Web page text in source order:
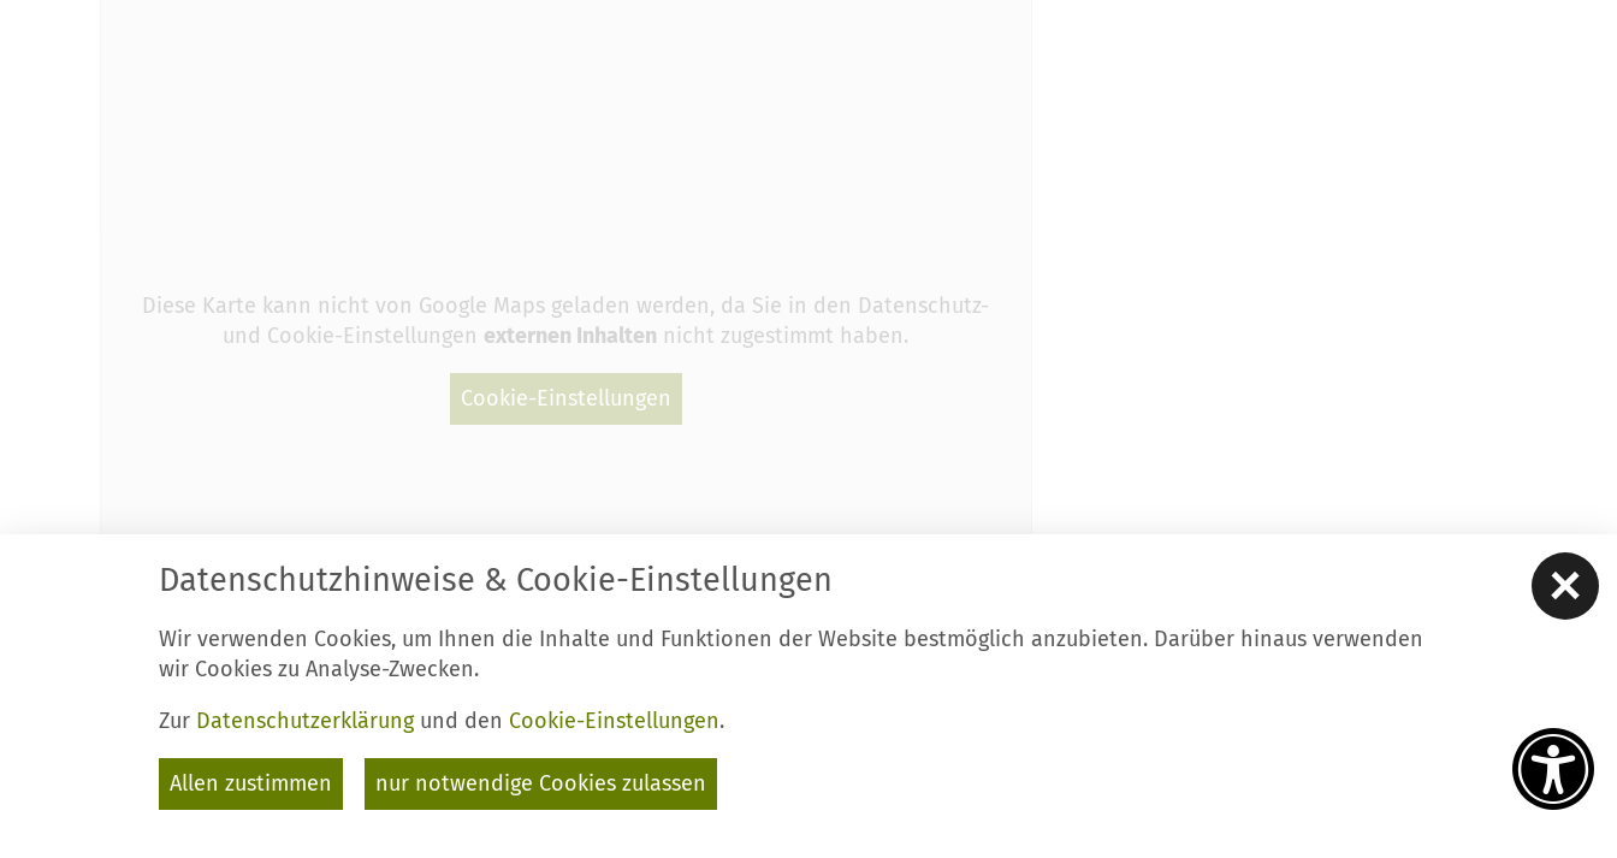
Diese Karte kann nicht von Google Maps geladen werden, da Sie in den Datenschutz-
und Cookie-Einstellungen externen Inhalten nicht zugestimmt haben.
Cookie-Einstellungen
Datenschutzhinweise & Cookie-Einstellungen
Wir verwenden Cookies, um Ihnen die Inhalte und Funktionen der Website bestmöglich anzubieten. Darüber hinaus verwenden
wir Cookies zu Analyse-Zwecken.
Zur Datenschutzerklärungund den Cookie-Einstellungen.
Allen zustimmen nur notwendige Cookies zulassen